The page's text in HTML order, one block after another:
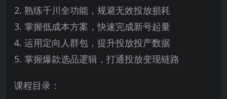
2. 熟练千川全功能，规避无效投放损耗
3. 掌握低成本方案，快速完成新号起量
4. 运用定向人群包，提升投放投产数据
5. 掌握爆款选品逻辑，打通投放变现链路
课程目录：